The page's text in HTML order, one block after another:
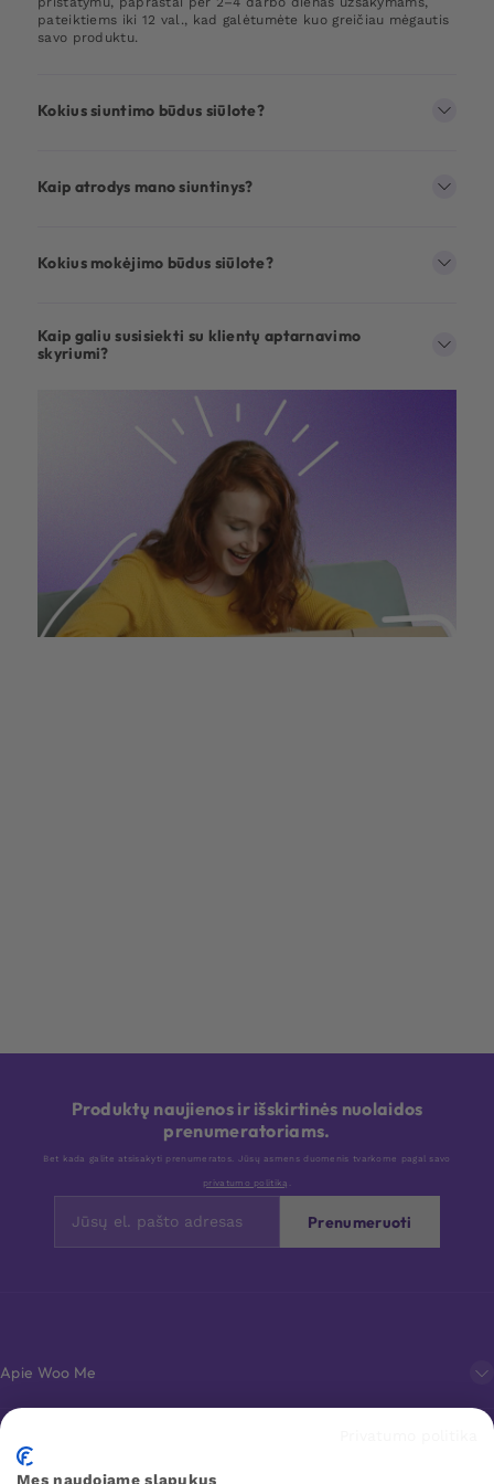
pateiktiems iki 12 val., kad galėtumėte kuo greičiau mėgautis
savo produktu.
Kokius siuntimo būdus siūlote?
Kaip atrodys mano siuntinys?
Kokius mokėjimo būdus siūlote?
Kaip galiu susisiekti su klientų aptarnavimo
skyriumi?
Produktų naujienos ir išskirtinės nuolaidos
prenumeratoriams.
Bet kada galite atsisakyti prenumeratos. Jūsų asmens duomenis tvarkome pagal savo
privatumo politiką .
Prenumeruoti
Apie Woo Me
Klientų aptarnavimas
Mes naudojame slapukus